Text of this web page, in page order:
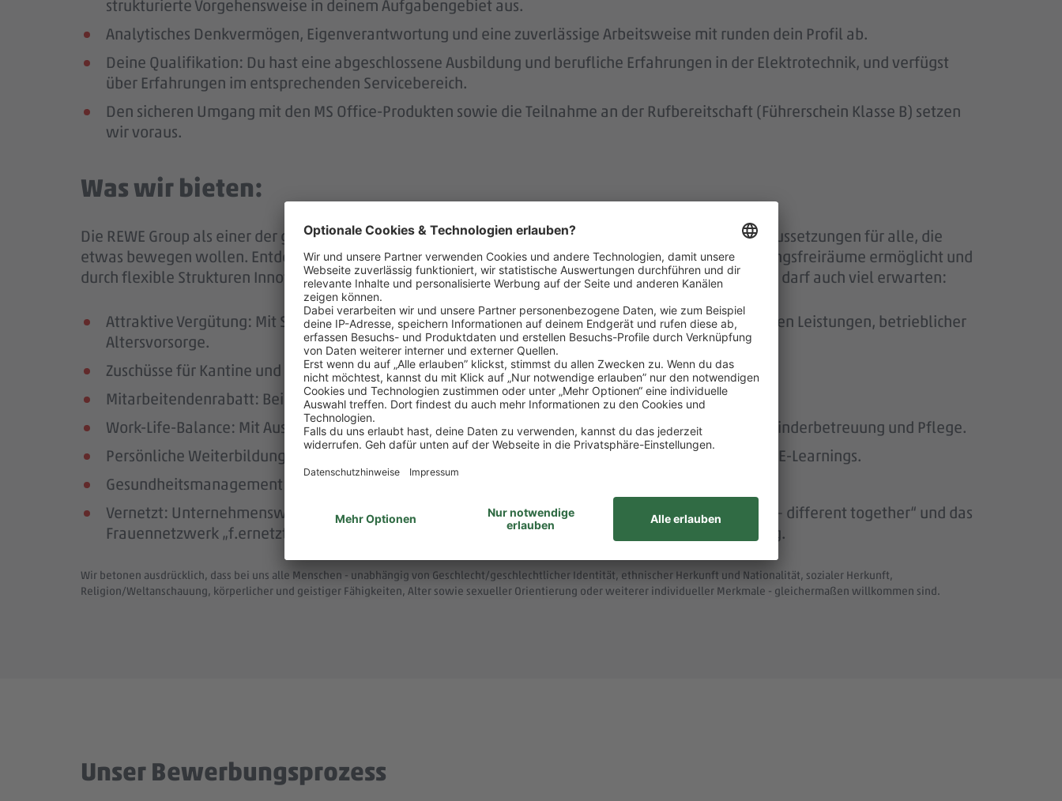
strukturierte Vorgehensweise in deinem Aufgabengebiet aus.
Analytisches Denkvermögen, Eigenverantwortung und eine zuverlässige Arbeitsweise mit runden dein Profil ab.
Deine Qualifikation: Du hast eine abgeschlossene Ausbildung und berufliche Erfahrungen in der Elektrotechnik, und verfügst
über Erfahrungen im entsprechenden Servicebereich.
Den sicheren Umgang mit den MS Office-Produkten sowie die Teilnahme an der Rufbereitschaft (Führerschein Klasse B) setzen
wir voraus.
Was wir bieten:
Die REWE Group als einer der größten Handels- und Touristikkonzerne Europas bietet einzigartige Voraussetzungen für alle, die
etwas bewegen wollen. Entdecke einen lebensnahen Arbeitgeber, der dir Vertrauen schenkt, Gestaltungsfreiräume ermöglicht und
durch flexible Strukturen Innovationen und frische Ideen fördert. Wer bei uns arbeitet und viel bewegt, darf auch viel erwarten:
Attraktive Vergütung: Mit Sonderleistungen wie Urlaubs- und Weihnachtsgeld, vermögenswirksamen Leistungen, betrieblicher
Altersvorsorge.
Zuschüsse für Kantine und vergünstigtes Deutschlandticket sowie Vorteile beim Fahrrad-Leasing.
Mitarbeitendenrabatt: Bei REWE, PENNY, toom Baumarkt und DERTOUR Group.
Work-Life-Balance: Mit Auszeitmodellen, Betriebskindergärten, Unterstützung bei der Suche nach Kinderbetreuung und Pflege.
Persönliche Weiterbildung: Mit umfassenden Seminarangeboten, fachspezifischen Akademien und E-Learnings.
Gesundheitsmanagement: Mit Vorsorgeuntersuchungen, Sport-, Gesundheits- und Kochkursen.
Vernetzt: Unternehmensweite Netzwerke der REWE Group, wie z. B. unser LGBTIQ-Netzwerk „DITO – different together“ und das
Frauennetzwerk „f.ernetzt“ für den Austausch rund um Karriere und persönliche Weiterentwicklung.
Wir betonen ausdrücklich, dass bei uns alle Menschen - unabhängig von Geschlecht/geschlechtlicher Identität, ethnischer Herkunft und Nationalität, sozialer Herkunft,
Religion/Weltanschauung, körperlicher und geistiger Fähigkeiten, Alter sowie sexueller Orientierung oder weiterer individueller Merkmale - gleichermaßen willkommen sind.
Unser Bewerbungsprozess